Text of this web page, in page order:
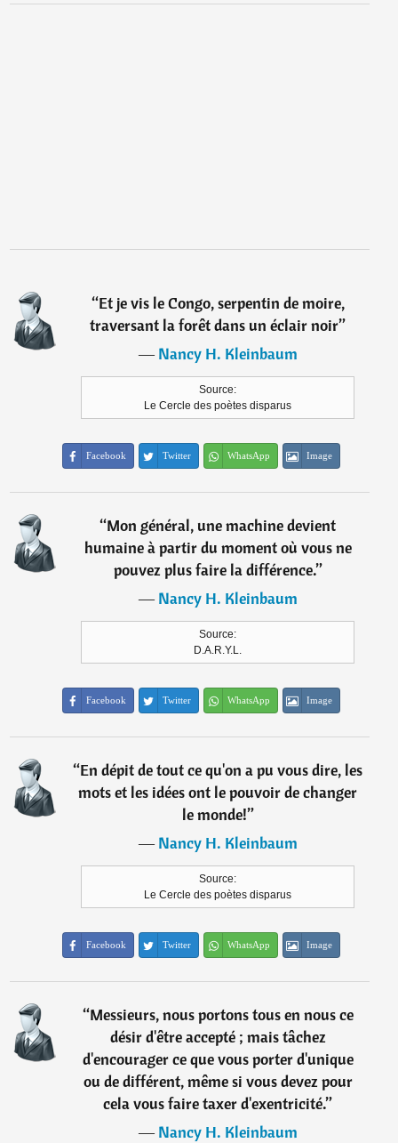
“Et je vis le Congo, serpentin de moire,
traversant la forêt dans un éclair noir”
―Nancy H. Kleinbaum
Source:
Le Cercle des poètes disparus
Facebook Twitter WhatsApp Image
“Mon général, une machine devient
humaine à partir du moment où vous ne
pouvez plus faire la différence.”
―Nancy H. Kleinbaum
Source:
D.A.R.Y.L.
Facebook Twitter WhatsApp Image
“En dépit de tout ce qu'on a pu vous dire, les
mots et les idées ont le pouvoir de changer
le monde!”
―Nancy H. Kleinbaum
Source:
Le Cercle des poètes disparus
Facebook Twitter WhatsApp Image
“Messieurs, nous portons tous en nous ce
désir d'être accepté ; mais tâchez
d'encourager ce que vous porter d'unique
ou de différent, même si vous devez pour
cela vous faire taxer d'exentricité.”
―Nancy H. Kleinbaum